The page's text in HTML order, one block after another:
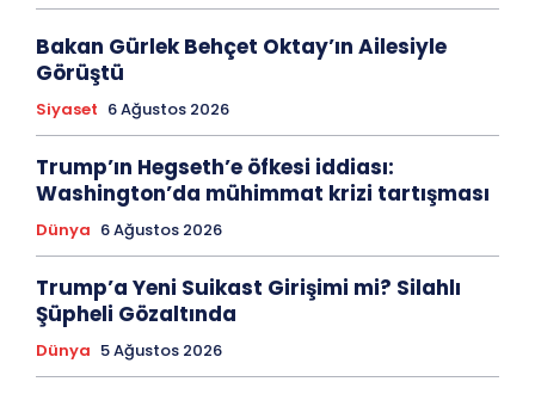
Bakan Gürlek Behçet Oktay’ın Ailesiyle
Görüştü
Siyaset 6 Ağustos 2026
Trump’ın Hegseth’e öfkesi iddiası:
Washington’da mühimmat krizi tartışması
Dünya 6 Ağustos 2026
Trump’a Yeni Suikast Girişimi mi? Silahlı
Şüpheli Gözaltında
Dünya 5 Ağustos 2026